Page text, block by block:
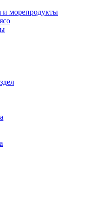
и морепродукты